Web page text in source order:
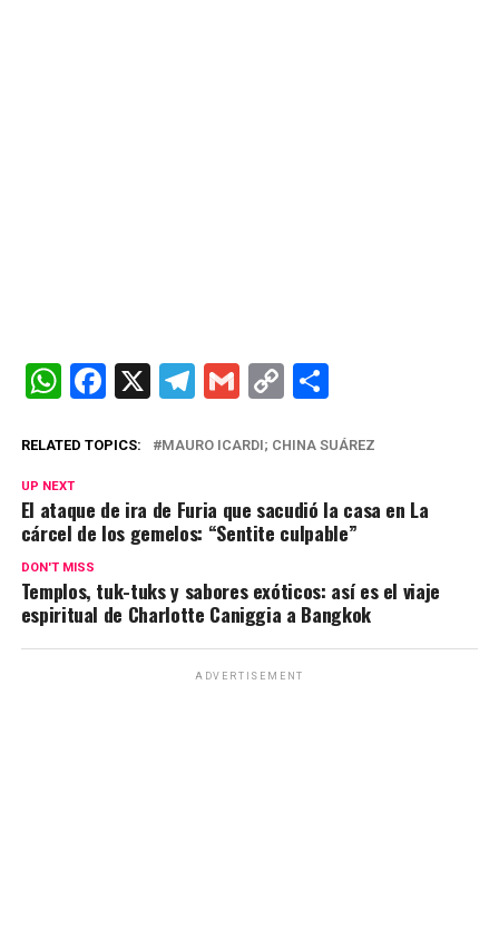
W
at
s
A
p
p
F
ce
o
k
X T
e
a
G
ail
C
py
n
C
m
ar
RELATED TOPICS: MAURO ICARDI; CHINA SUÁREZ
UP NEXT
El ataque de ira de Furia que sacudió la casa en La
cárcel de los gemelos: “Sentite culpable”
DON'T MISS
Templos, tuk-tuks y sabores exóticos: así es el viaje
espiritual de Charlotte Caniggia a Bangkok
ADVERTISEMENT